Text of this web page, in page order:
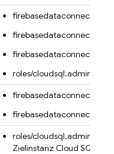
roles/cloudsql.admin
roles/cloudsql.admin für
Zielinstanz Cloud SQL